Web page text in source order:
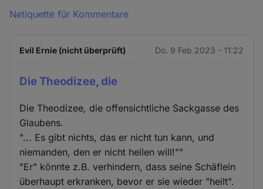
Netiquette für Kommentare
Evil Ernie (nicht überprüft) Do. 9 Feb 2023 - 11:22
Die Theodizee, die
Die Theodizee, die offensichtliche Sackgasse des
Glaubens.
"... Es gibt nichts, das er nicht tun kann, und
niemanden, den er nicht heilen will!""
"Er" könnte z.B. verhindern, dass seine Schäflein
überhaupt erkranken, bevor er sie wieder "heilt".